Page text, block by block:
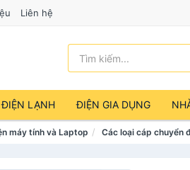
Liên hệ
LẠNH ĐIỆN GIA DỤNG
máy tính và Laptop Các loại cáp chuyển